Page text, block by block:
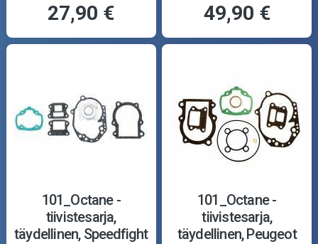
27,90 € 49,90 €
101_Octane -
tiivistesarja,
täydellinen, Speedfight
101_Octane -
tiivistesarja,
täydellinen, Peugeot